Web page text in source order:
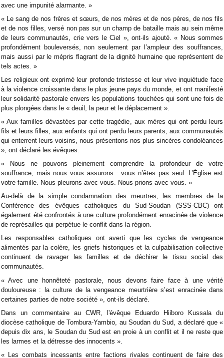
avec une impunité alarmante. »
« Le sang de nos frères et sœurs, de nos mères et de nos pères, de nos fils
et de nos filles, versé non pas sur un champ de bataille mais au sein même
de leurs communautés, crie vers le Ciel », ont-ils ajouté. « Nous sommes
profondément bouleversés, non seulement par l’ampleur des souffrances,
mais aussi par le mépris flagrant de la dignité humaine que représentent de
tels actes. »
Les religieux ont exprimé leur profonde tristesse et leur vive inquiétude face
à la violence croissante dans le plus jeune pays du monde, et ont manifesté
leur solidarité pastorale envers les populations touchées qui sont une fois de
plus plongées dans le « deuil, la peur et le déplacement ».
« Aux familles dévastées par cette tragédie, aux mères qui ont perdu leurs
fils et leurs filles, aux enfants qui ont perdu leurs parents, aux communautés
qui enterrent leurs voisins, nous présentons nos plus sincères condoléances
», ont déclaré les évêques.
« Nous ne pouvons pleinement comprendre la profondeur de votre
souffrance, mais nous vous assurons : vous n’êtes pas seul. L’Église est
votre famille. Nous pleurons avec vous. Nous prions avec vous. »
Au-delà de la simple condamnation des meurtres, les membres de la
Conférence des évêques catholiques du Sud-Soudan (SSS-CBC) ont
également été confrontés à une culture profondément enracinée de violence
de représailles qui perpétue le conflit dans la région.
Les responsables catholiques ont averti que les cycles de vengeance
alimentés par la colère, les griefs historiques et la culpabilisation collective
continuent de ravager les familles et de déchirer le tissu social des
communautés.
« Avec une honnêteté pastorale, nous devons faire face à une vérité
douloureuse : la culture de la vengeance meurtrière s’est enracinée dans
certaines parties de notre société », ont-ils déclaré.
Dans un commentaire au CWR, l'évêque Eduardo Hiiboro Kussala du
diocèse catholique de Tombura-Yambio, au Soudan du Sud, a déclaré que «
depuis dix ans, le Soudan du Sud est en proie à un conflit et il ne reste que
les larmes et la détresse des innocents ».
« Les combats incessants entre factions rivales continuent de faire des